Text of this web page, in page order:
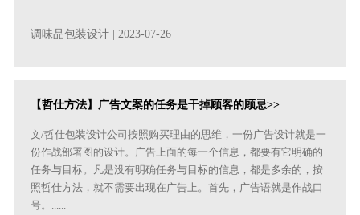
调味品包装设计 | 2023-07-26
【哲仕方法】广告文案的任务是干掉顾客的顾忌>>
文/哲仕包装设计公司按照购买理由的思维，一份广告设计就是一
份作战部署图的设计。广告上面的每一个信息，都要有它明确的
任务与目标。凡是没有明确任务与目标的信息，都是多余的，按
照哲仕方法，就不需要出现在广告上。首先，广告语就是作战口
号。......